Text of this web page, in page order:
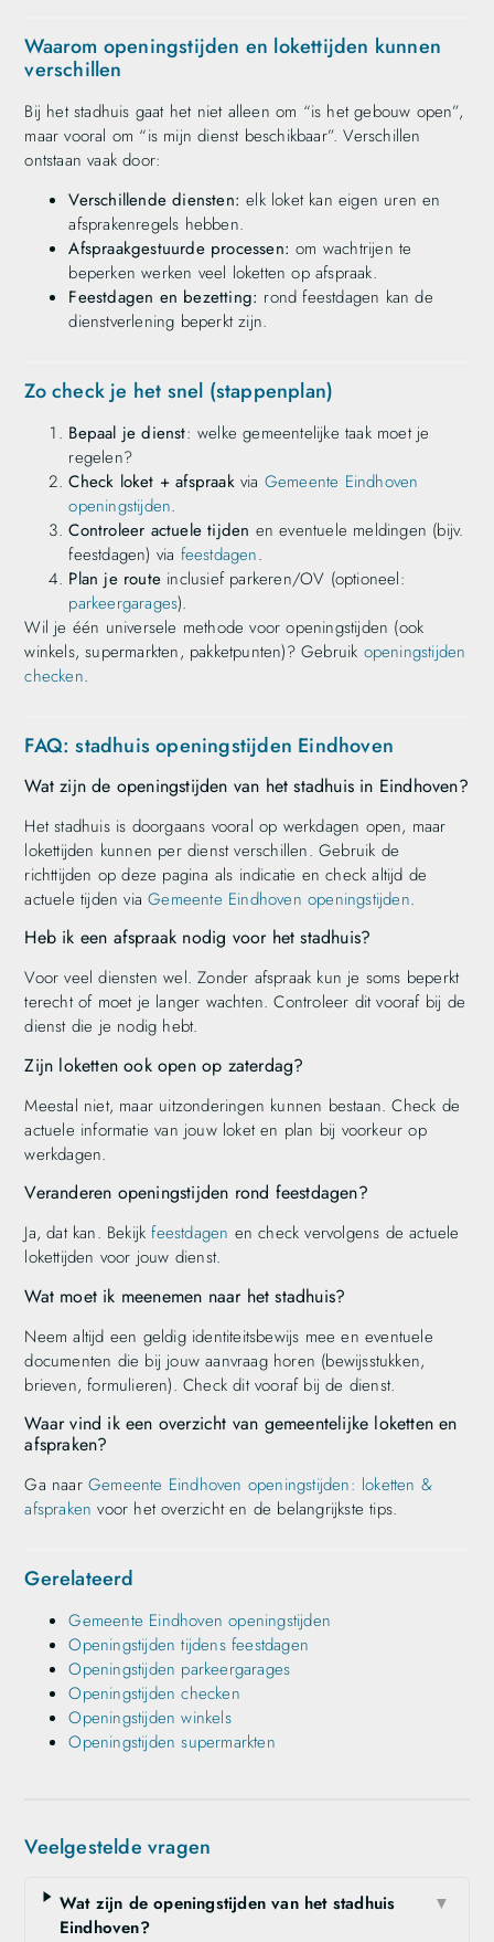
Waarom openingstijden en lokettijden kunnen
verschillen
Bij het stadhuis gaat het niet alleen om “is het gebouw open”,
maar vooral om “is mijn dienst beschikbaar”. Verschillen
ontstaan vaak door:
Verschillende diensten: elk loket kan eigen uren en
afsprakenregels hebben.
Afspraakgestuurde processen: om wachtrijen te
beperken werken veel loketten op afspraak.
Feestdagen en bezetting: rond feestdagen kan de
dienstverlening beperkt zijn.
Zo check je het snel (stappenplan)
Bepaal je dienst: welke gemeentelijke taak moet je
regelen?
Check loket + afspraakvia Gemeente Eindhoven
openingstijden.
Controleer actuele tijden en eventuele meldingen (bijv.
feestdagen) via feestdagen.
Plan je route inclusief parkeren/OV (optioneel:
parkeergarages).
Wil je één universele methode voor openingstijden (ook
winkels, supermarkten, pakketpunten)? Gebruik openingstijden
checken.
FAQ: stadhuis openingstijden Eindhoven
Wat zijn de openingstijden van het stadhuis in Eindhoven?
Het stadhuis is doorgaans vooral op werkdagen open, maar
lokettijden kunnen per dienst verschillen. Gebruik de
richttijden op deze pagina als indicatie en check altijd de
actuele tijden viaGemeente Eindhoven openingstijden.
Heb ik een afspraak nodig voor het stadhuis?
Voor veel diensten wel. Zonder afspraak kun je soms beperkt
terecht of moet je langer wachten. Controleer dit vooraf bij de
dienst die je nodig hebt.
Zijn loketten ook open op zaterdag?
Meestal niet, maar uitzonderingen kunnen bestaan. Check de
actuele informatie van jouw loket en plan bij voorkeur op
werkdagen.
Veranderen openingstijden rond feestdagen?
Ja, dat kan. Bekijkfeestdagen en check vervolgens de actuele
lokettijden voor jouw dienst.
Wat moet ik meenemen naar het stadhuis?
Neem altijd een geldig identiteitsbewijs mee en eventuele
documenten die bij jouw aanvraag horen (bewijsstukken,
brieven, formulieren). Check dit vooraf bij de dienst.
Waar vind ik een overzicht van gemeentelijke loketten en
afspraken?
Ga naar Gemeente Eindhoven openingstijden: loketten &
afspraken voor het overzicht en de belangrijkste tips.
Gerelateerd
Gemeente Eindhoven openingstijden
Openingstijden tijdens feestdagen
Openingstijden parkeergarages
Openingstijden checken
Openingstijden winkels
Openingstijden supermarkten
Veelgestelde vragen
Wat zijn de openingstijden van het stadhuis
Eindhoven?
▼